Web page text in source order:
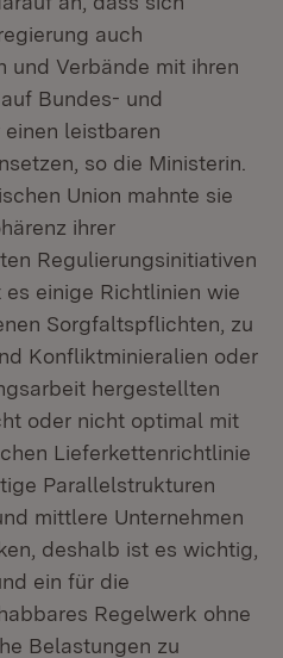
auch
und Verbände mit ihren
Bundes- und
leistbaren
so die Ministerin.
Union mahnte sie
ihrer
Regulierungsinitiativen
einige Richtlinien wie
Sorgfaltspflichten, zu
Konfliktminieralien oder
hergestellten
oder nicht optimal mit
Lieferkettenrichtlinie
Parallelstrukturen
mittlere Unternehmen
deshalb ist es wichtig,
ein für die
Regelwerk ohne
Belastungen zu